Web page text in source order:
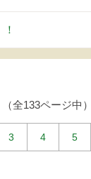
全133ページ中）
3 4 5